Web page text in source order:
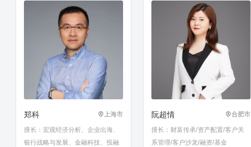
郑科 上海市
擅长：宏观经济分析、企业出海、
银行战略与发展、金融科技、投融
阮超情 合肥市
擅长：财富传承/资产配置/客户关
系管理/客户沙龙/融资/基金